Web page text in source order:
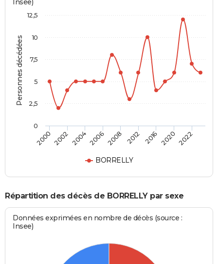
Personnes décédées
Insee)
BORRELLY
2000 2002 200420062008 2012 2016 2020 2022
0
2,5
5
7,5
10
12,5
Répartition des décès de BORRELLY par sexe
Données exprimées en nombre de décès (source :
Insee)